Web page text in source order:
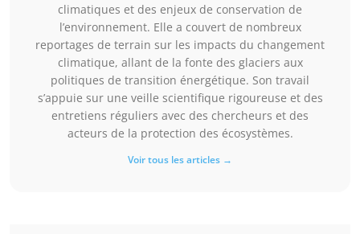
climatiques et des enjeux de conservation de
l’environnement. Elle a couvert de nombreux
reportages de terrain sur les impacts du changement
climatique, allant de la fonte des glaciers aux
politiques de transition énergétique. Son travail
s’appuie sur une veille scientifique rigoureuse et des
entretiens réguliers avec des chercheurs et des
acteurs de la protection des écosystèmes.
Voir tous les articles →